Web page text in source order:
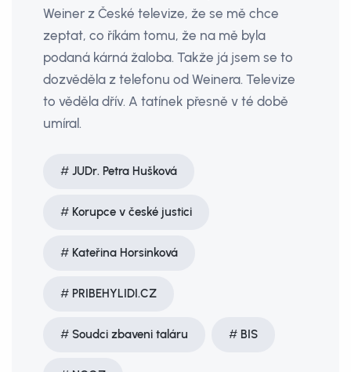
Weiner z České televize, že se mě chce
zeptat, co říkám tomu, že na mě byla
podaná kárná žaloba. Takže já jsem se to
dozvěděla z telefonu od Weinera. Televize
to věděla dřív. A tatínek přesně v té době
umíral.
JUDr. Petra Hušková
Korupce v české justici
Kateřina Horsinková
PRIBEHYLIDI.CZ
Soudci zbaveni taláru BIS